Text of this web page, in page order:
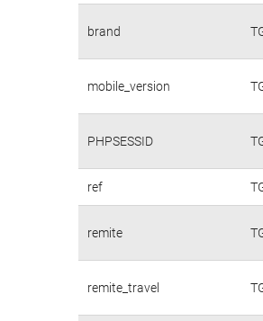
brand
mobile_version
PHPSESSID
ref
remite
remite_travel